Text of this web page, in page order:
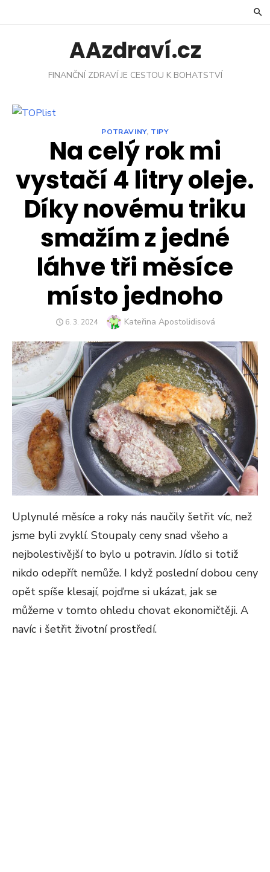
AAzdraví.cz
FINANČNÍ ZDRAVÍ JE CESTOU K BOHATSTVÍ
POTRAVINY, TIPY
Na celý rok mi
vystačí 4 litry oleje.
Díky novému triku
smažím z jedné
láhve tři měsíce
místo jednoho
POSTED
6. 3. 2024 Author
Kateřina Apostolidisová
Uplynulé měsíce a roky nás naučily šetřit víc, než
jsme byli zvyklí. Stoupaly ceny snad všeho a
nejbolestivější to bylo u potravin. Jídlo si totiž
nikdo odepřít nemůže. I když poslední dobou ceny
opět spíše klesají, pojďme si ukázat, jak se
můžeme v tomto ohledu chovat ekonomičtěji. A
navíc i šetřit životní prostředí.